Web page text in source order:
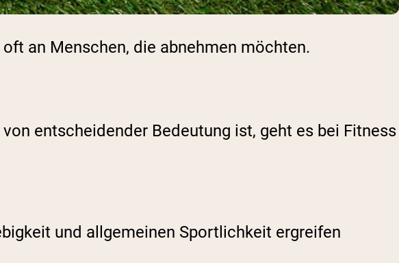
an Menschen, die abnehmen möchten.
entscheidender Bedeutung ist, geht es bei Fitness
und allgemeinen Sportlichkeit ergreifen